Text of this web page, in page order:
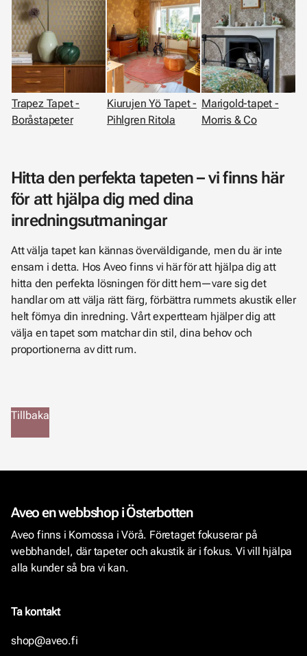
Trapez Tapet -
Boråstapeter
Kiurujen Yö Tapet -
Pihlgren Ritola
Marigold-tapet -
Morris & Co
Hitta den perfekta tapeten – vi finns här
för att hjälpa dig med dina
inredningsutmaningar
Att välja tapet kan kännas överväldigande, men du är inte
ensam i detta. Hos Aveo finns vi här för att hjälpa dig att
hitta den perfekta lösningen för ditt hem—vare sig det
handlar om att välja rätt färg, förbättra rummets akustik eller
helt förnya din inredning. Vårt expertteam hjälper dig att
välja en tapet som matchar din stil, dina behov och
proportionerna av ditt rum.
Tillbaka
Aveo en webbshop i Österbotten
Aveo finns i Komossa i Vörå. Företaget fokuserar på
webbhandel, där tapeter och akustik är i fokus. Vi vill hjälpa
alla kunder så bra vi kan.
Ta kontakt
shop@aveo.fi